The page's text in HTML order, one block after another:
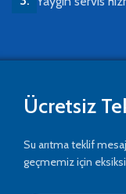
Ücretsiz
Su arıtma teklif
geçmemiz için